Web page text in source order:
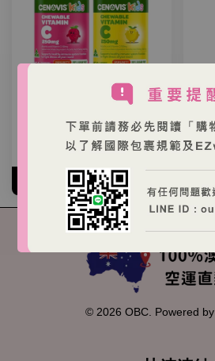
錠250mg 150片
NT$ 350 TWD
加入購物車
© 2026 OBC. Powered by